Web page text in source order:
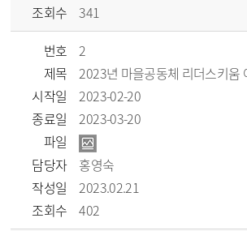
조회수
341
번호
2
제목
2023년 마을공동체 리더스키움
시작일
2023-02-20
종료일
2023-03-20
파일
담당자
홍영숙
작성일
2023.02.21
조회수
402